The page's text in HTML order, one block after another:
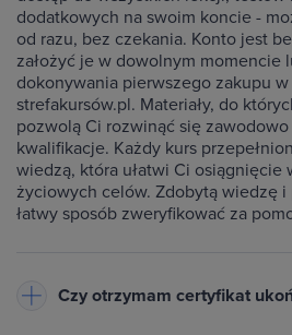
dodatkowych na swoim koncie -
od razu, bez czekania. Konto jest
założyć je w dowolnym momencie
dokonywania pierwszego zakupu
strefakursów.pl. Materiały, do
pozwolą Ci rozwinąć się
kwalifikacje. Każdy kurs
wiedzą, która ułatwi Ci osiągnięcie
życiowych celów. Zdobytą wiedzę
łatwy sposób zweryfikować za
Czy otrzymam certyfikat